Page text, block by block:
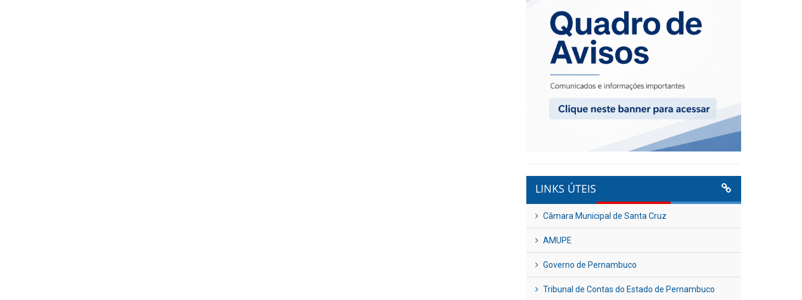
LINKS ÚTEIS
Câmara Municipal de Santa Cruz
AMUPE
Governo de Pernambuco
Tribunal de Contas do Estado de Pernambuco